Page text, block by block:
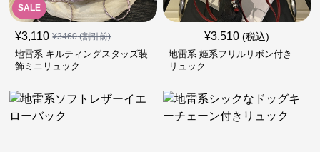
SALE
¥3,110 ¥3460(割引前)
地雷系 キルティングスタッズ装
飾ミニリュック
¥3,510 (税込)
地雷系 姫系フリルリボン付き
リュック